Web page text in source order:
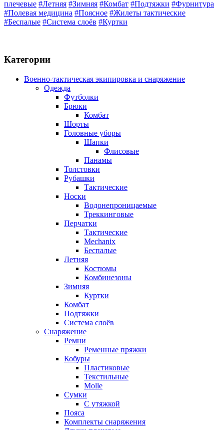
плечевые #Летняя #Зимняя #Комбат #Подтяжки #Фурнитура
#Полевая медицина #Поясное #Жилеты тактические
#Беспалые #Система слоёв #Куртки
Категории
Военно-тактическая экипировка и снаряжение
Одежда
Футболки
Брюки
Комбат
Шорты
Головные уборы
Шапки
Флисовые
Панамы
Толстовки
Рубашки
Тактические
Носки
Водонепроницаемые
Треккинговые
Перчатки
Тактические
Mechanix
Беспалые
Летняя
Костюмы
Комбинезоны
Зимняя
Куртки
Комбат
Подтяжки
Система слоёв
Снаряжение
Ремни
Ременные пряжки
Кобуры
Пластиковые
Текстильные
Molle
Сумки
С утяжкой
Пояса
Комплекты снаряжения